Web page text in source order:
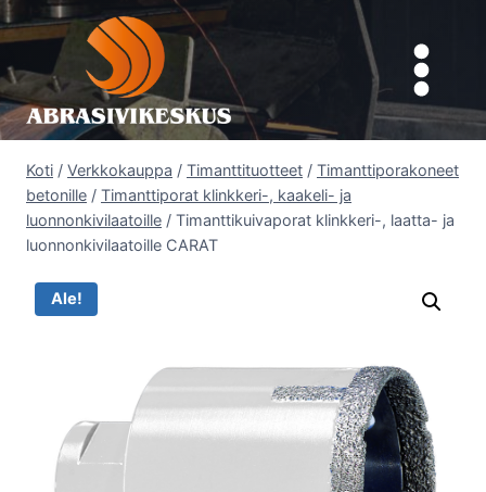
Siirry
sisältöön
Koti / Verkkokauppa / Timanttituotteet / Timanttiporakoneet
betonille / Timanttiporat klinkkeri-, kaakeli- ja
luonnonkivilaatoille / Timanttikuivaporat klinkkeri-, laatta- ja
luonnonkivilaatoille CARAT
Ale!